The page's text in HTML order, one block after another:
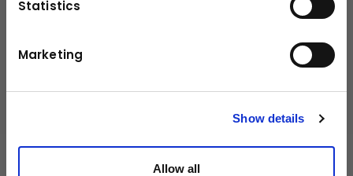
Statistics
Marketing
Show details
Allow all
ist nicht mehr nötig und der damit verbundene
Effektivität des Bulldozers wird dadurch enorm